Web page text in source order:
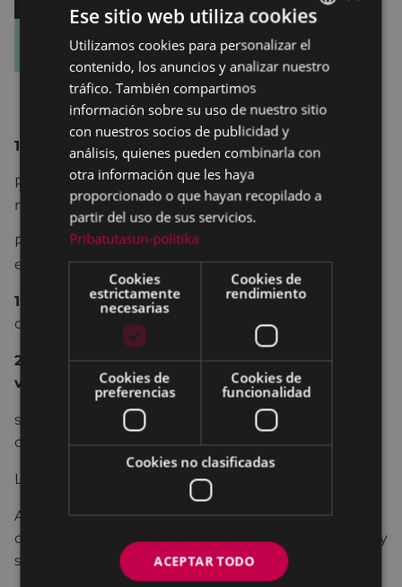
17 de diciembre, Plaza errebal,10:00-14:00
Reserva una mesa para vender tus objetos que no
necesites, alargando así su vida.
Pueden participar todas las asociaciones, centros
escolares y ciudadanía de Eibar. Dos opciones:
1. Reserva tu puesto(una mesa) para vender tus
objetos usadas.
2. Deja tus objetos(máx. 10)en el servicio de
venta en depósitoy el equipo de la organización
se encargará de su venta. No se admitirán: ropa y
complementos, objetos voluminosos…
Lleva tus cosas el mismo día de 9:00 a 10:00 h.
Aviso: para participar en cualquiera de las dos
opciones, es imprescindible hacer la reserva previa y
ser mayor de edad. Se concertará cita.
BASQUE
SPANISH
Ese sitio web utiliza cookies
Utilizamos cookies para personalizar el
contenido, los anuncios y analizar nuestro
tráfico. También compartimos
información sobre su uso de nuestro sitio
con nuestros socios de publicidad y
análisis, quienes pueden combinarla con
otra información que les haya
proporcionado o que hayan recopilado a
partir del uso de sus servicios.
Pribatutasun-politika
Cookies
estrictamente
necesarias
Cookies de
rendimiento
Cookies de
preferencias
Cookies de
funcionalidad
Cookies no clasificadas
ACEPTAR TODO